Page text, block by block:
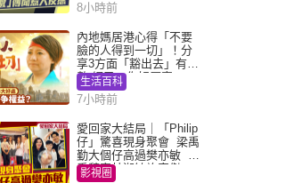
8小時前
內地媽居港心得「不要
臉的人得到一切」！分
享3方面「豁出去」有著
數 網民：你好厲害
生活百科
7小時前
愛回家大結局｜「Philip
仔」驚喜現身聚會 梁禹
勤大個仔高過樊亦敏 超
乖黐實林淑敏許家傑
影視圈